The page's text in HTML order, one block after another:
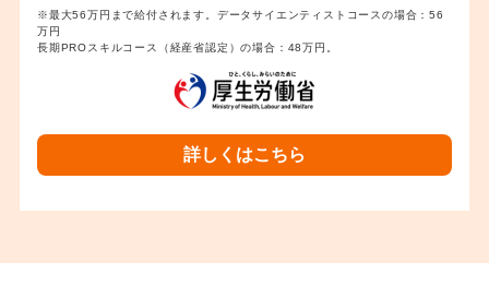
※最大56万円まで給付されます。データサイエンティストコースの場合：56
万円
長期PROスキルコース（経産省認定）の場合：48万円。
詳しくはこちら